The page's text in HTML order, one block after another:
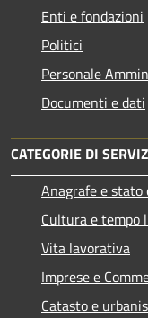
Enti e fondazioni
Politici
Personale
Documenti e dati
CATEGORIE DI
Anagrafe e stato
Cultura e tempo
Vita lavorativa
Imprese e
Catasto e